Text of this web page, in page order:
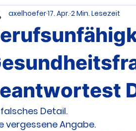
Risiken & Ursachen
Schwere Krankheiten
axelhoefer17. Apr. 2 Min. Lesezeit
falsches Detail.
vergessene Angabe.